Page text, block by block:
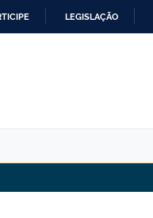
LEGISLAÇÃO